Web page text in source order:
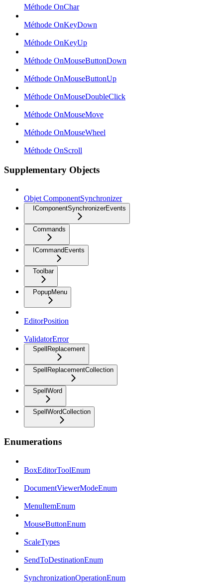
Méthode OnChar
Méthode OnKeyDown
Méthode OnKeyUp
Méthode OnMouseButtonDown
Méthode OnMouseButtonUp
Méthode OnMouseDoubleClick
Méthode OnMouseMove
Méthode OnMouseWheel
Méthode OnScroll
Supplementary Objects
Objet ComponentSynchronizer
IComponentSynchronizerEvents
Commands
ICommandEvents
Toolbar
PopupMenu
EditorPosition
ValidatorError
SpellReplacement
SpellReplacementCollection
SpellWord
SpellWordCollection
Enumerations
BoxEditorToolEnum
DocumentViewerModeEnum
MenuItemEnum
MouseButtonEnum
ScaleTypes
SendToDestinationEnum
SynchronizationOperationEnum